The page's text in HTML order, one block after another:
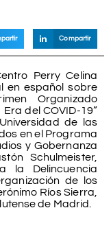
Compartir
Perry Celina
en español sobre
Organizado
del COVID-19”
de las
en el Programa
y Gobernanza
Schulmeister,
la Delincuencia
de los
Ríos Sierra,
de Madrid.